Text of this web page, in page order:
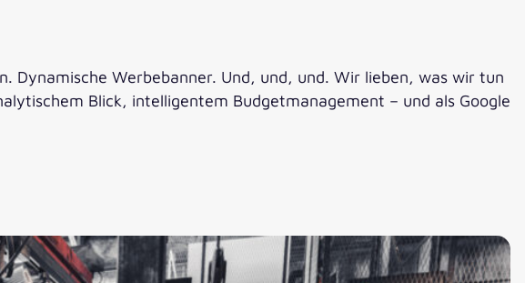
Dynamische Werbebanner. Und, und, und. Wir lieben, was wir tun
Blick, intelligentem Budgetmanagement – und als Google